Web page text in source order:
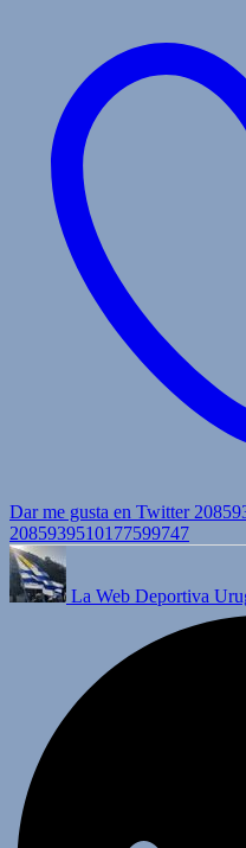
Dar me gusta en Twitter
2085939510177599747
La Web Deportiva